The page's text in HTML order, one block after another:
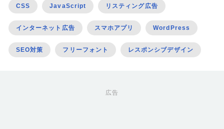
CSS JavaScript リスティング広告
インターネット広告 スマホアプリ WordPress
SEO対策 フリーフォント レスポンシブデザイン
広告